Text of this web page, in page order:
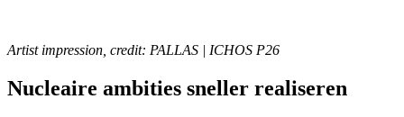
Artist impression, credit: PALLAS | ICHOS P26
Nucleaire ambities sneller realiseren